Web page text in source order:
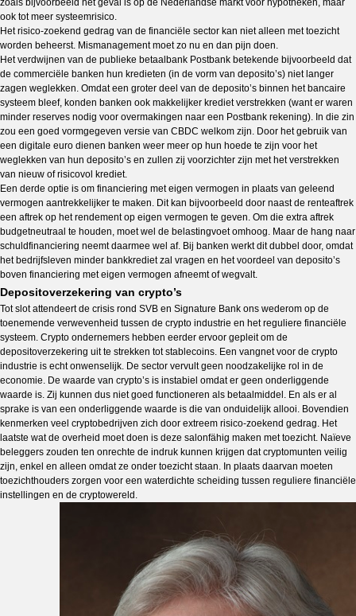
zoals bijvoorbeeld het geval is op de Nederlandse markt voor hypotheken, maar
ook tot meer systeemrisico.
Het risico-zoekend gedrag van de financiële sector kan niet alleen met toezicht
worden beheerst. Mismanagement moet zo nu en dan pijn doen.
Het verdwijnen van de publieke betaalbank Postbank betekende bijvoorbeeld dat
de commerciële banken hun kredieten (in de vorm van deposito’s) niet langer
zagen weglekken. Omdat een groter deel van de deposito’s binnen het bancaire
systeem bleef, konden banken ook makkelijker krediet verstrekken (want er waren
minder reserves nodig voor overmakingen naar een Postbank rekening). In die zin
zou een goed vormgegeven versie van CBDC welkom zijn. Door het gebruik van
een digitale euro dienen banken weer meer op hun hoede te zijn voor het
weglekken van hun deposito’s en zullen zij voorzichter zijn met het verstrekken
van nieuw of risicovol krediet.
Een derde optie is om financiering met eigen vermogen in plaats van geleend
vermogen aantrekkelijker te maken. Dit kan bijvoorbeeld door naast de renteaftrek
een aftrek op het rendement op eigen vermogen te geven. Om die extra aftrek
budgetneutraal te houden, moet wel de belastingvoet omhoog. Maar de hang naar
schuldfinanciering neemt daarmee wel af. Bij banken werkt dit dubbel door, omdat
het bedrijfsleven minder bankkrediet zal vragen en het voordeel van deposito’s
boven financiering met eigen vermogen afneemt of wegvalt.
Depositoverzekering van crypto’s
Tot slot attendeert de crisis rond SVB en Signature Bank ons wederom op de
toenemende verwevenheid tussen de crypto industrie en het reguliere financiële
systeem. Crypto ondernemers hebben eerder ervoor gepleit om de
depositoverzekering uit te strekken tot stablecoins. Een vangnet voor de crypto
industrie is echt onwenselijk. De sector vervult geen noodzakelijke rol in de
economie. De waarde van crypto’s is instabiel omdat er geen onderliggende
waarde is. Zij kunnen dus niet goed functioneren als betaalmiddel. En als er al
sprake is van een onderliggende waarde is die van onduidelijk allooi. Bovendien
kenmerken veel cryptobedrijven zich door extreem risico-zoekend gedrag. Het
laatste wat de overheid moet doen is deze salonfähig maken met toezicht. Naïeve
beleggers zouden ten onrechte de indruk kunnen krijgen dat cryptomunten veilig
zijn, enkel en alleen omdat ze onder toezicht staan. In plaats daarvan moeten
toezichthouders zorgen voor een waterdichte scheiding tussen reguliere financiële
instellingen en de cryptowereld.